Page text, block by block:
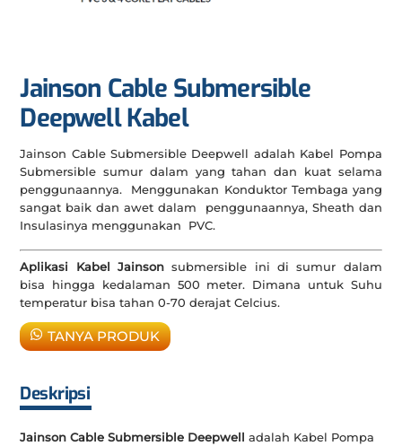
Jainson Cable Submersible
Deepwell Kabel
Jainson Cable Submersible Deepwell adalah Kabel Pompa
Submersible sumur dalam yang tahan dan kuat selama
penggunaannya. Menggunakan Konduktor Tembaga yang
sangat baik dan awet dalam penggunaannya, Sheath dan
Insulasinya menggunakan PVC.
Aplikasi Kabel Jainson submersible ini di sumur dalam
bisa hingga kedalaman 500 meter. Dimana untuk Suhu
temperatur bisa tahan 0-70 derajat Celcius.
TANYA PRODUK
Deskripsi
Jainson Cable Submersible Deepwell adalah Kabel Pompa